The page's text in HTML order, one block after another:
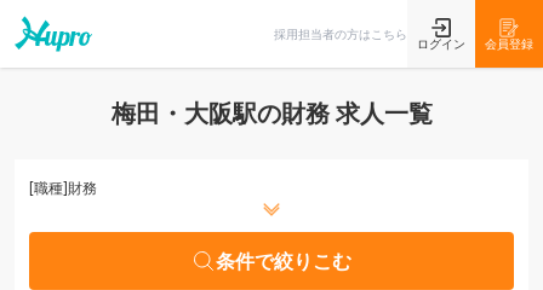
採用担当者の方はこちら
ログイン 会員登録
梅田・大阪駅の財務 求人一覧
[職種]財務
条件で絞りこむ